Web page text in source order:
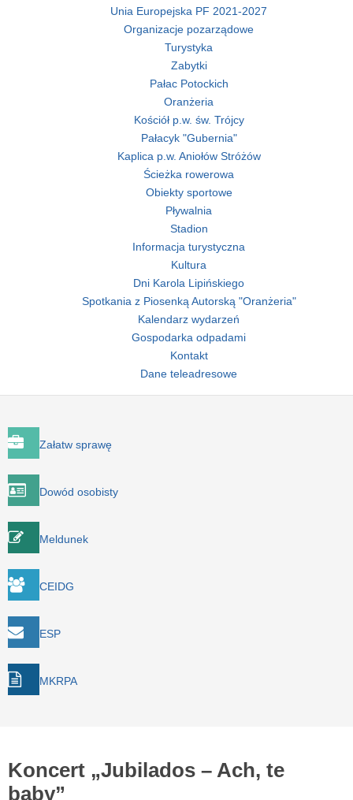
Unia Europejska PF 2021-2027
Organizacje pozarządowe
Turystyka
Zabytki
Pałac Potockich
Oranżeria
Kościół p.w. św. Trójcy
Pałacyk "Gubernia"
Kaplica p.w. Aniołów Stróżów
Ścieżka rowerowa
Obiekty sportowe
Pływalnia
Stadion
Informacja turystyczna
Kultura
Dni Karola Lipińskiego
Spotkania z Piosenką Autorską "Oranżeria"
Kalendarz wydarzeń
Gospodarka odpadami
Kontakt
Dane teleadresowe
Załatw sprawę
Dowód osobisty
Meldunek
CEIDG
ESP
MKRPA
Koncert „Jubilados – Ach, te
baby”